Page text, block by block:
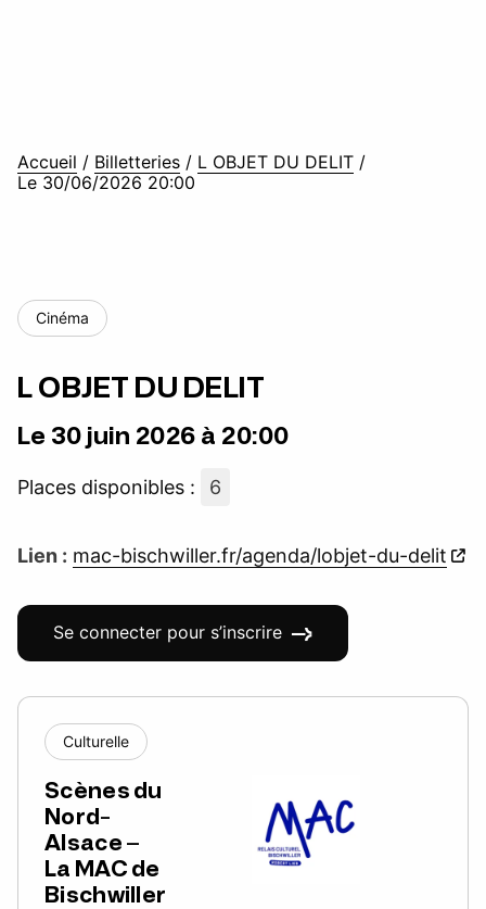
Accueil / Billetteries / L OBJET DU DELIT /
Le 30/06/2026 20:00
Cinéma
L OBJET DU DELIT
Le 30 juin 2026 à 20:00
Places disponibles : 6
Lien : mac-bischwiller.fr/agenda/lobjet-du-delit
Se connecter pour s’inscrire
Culturelle
Scènes du
Nord-
Alsace –
La MAC de
Bischwiller